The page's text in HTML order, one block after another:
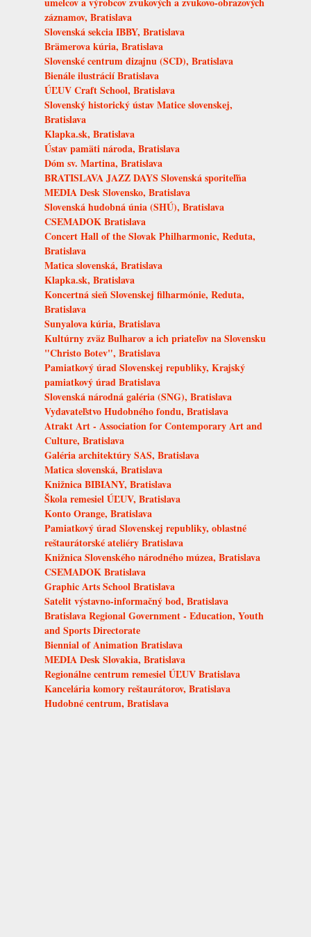
záznamov, Bratislava
Slovenská sekcia IBBY, Bratislava
Brämerova kúria, Bratislava
Slovenské centrum dizajnu (SCD), Bratislava
Bienále ilustrácií Bratislava
ÚĽUV Craft School, Bratislava
Slovenský historický ústav Matice slovenskej,
Bratislava
Klapka.sk, Bratislava
Ústav pamäti národa, Bratislava
Dóm sv. Martina, Bratislava
BRATISLAVA JAZZ DAYS Slovenská sporiteľňa
MEDIA Desk Slovensko, Bratislava
Slovenská hudobná únia (SHÚ), Bratislava
CSEMADOK Bratislava
Concert Hall of the Slovak Philharmonic, Reduta,
Bratislava
Matica slovenská, Bratislava
Klapka.sk, Bratislava
Koncertná sieň Slovenskej filharmónie, Reduta,
Bratislava
Sunyalova kúria, Bratislava
Kultúrny zväz Bulharov a ich priateľov na Slovensku
"Christo Botev", Bratislava
Pamiatkový úrad Slovenskej republiky, Krajský
pamiatkový úrad Bratislava
Slovenská národná galéria (SNG), Bratislava
Vydavateľstvo Hudobného fondu, Bratislava
Atrakt Art - Association for Contemporary Art and
Culture, Bratislava
Galéria architektúry SAS, Bratislava
Matica slovenská, Bratislava
Knižnica BIBIANY, Bratislava
Škola remesiel ÚĽUV, Bratislava
Konto Orange, Bratislava
Pamiatkový úrad Slovenskej republiky, oblastné
reštaurátorské ateliéry Bratislava
Knižnica Slovenského národného múzea, Bratislava
CSEMADOK Bratislava
Graphic Arts School Bratislava
Satelit výstavno-informačný bod, Bratislava
Bratislava Regional Government - Education, Youth
and Sports Directorate
Biennial of Animation Bratislava
MEDIA Desk Slovakia, Bratislava
Regionálne centrum remesiel ÚĽUV Bratislava
Kancelária komory reštaurátorov, Bratislava
Hudobné centrum, Bratislava